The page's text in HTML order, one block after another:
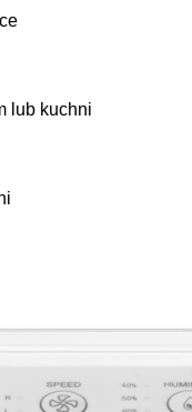
lub kuchni